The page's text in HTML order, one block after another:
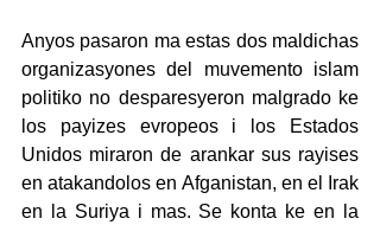
Anyos pasaron ma estas dos maldichas
organizasyones del muvemento islam
politiko no desparesyeron malgrado ke
los payizes evropeos i los Estados
Unidos miraron de arankar sus rayises
en atakandolos en Afganistan, en el Irak
en la Suriya i mas. Se konta ke en la